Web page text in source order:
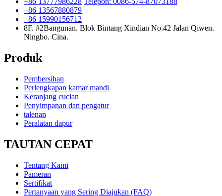
+86 13567880879
+86 15990156712
8F. #2Bangunan. Blok Bintang Xindian No.42 Jalan Qiwen.
Ningbo. Cina.
Produk
Pembersihan
Perlengkapan kamar mandi
Keranjang cucian
Penyimpanan dan pengatur
talenan
Peralatan dapur
TAUTAN CEPAT
Tentang Kami
Pameran
Sertifikat
Pertanyaan yang Sering Diajukan (FAQ)